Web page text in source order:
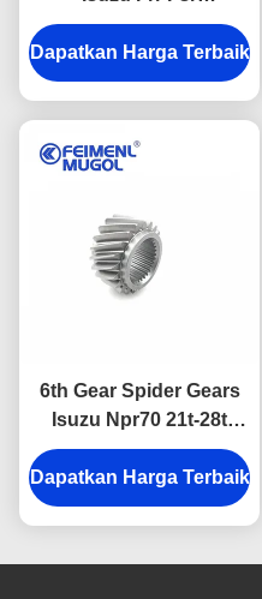
1333382720 39t-42t
Bagian Sistem
Transmisi Otomatis
Dapatkan Harga Terbaik
6th Gear Spider Gears
Isuzu Npr70 21t-28t
8941287752 Oem
Bagian Sistem
Transmisi
Dapatkan Harga Terbaik